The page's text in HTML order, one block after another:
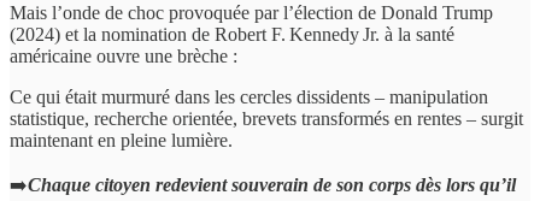
Mais l’onde de choc provoquée par l’élection de Donald Trump
(2024) et la nomination de Robert F. Kennedy Jr. à la santé
américaine ouvre une brèche :
Ce qui était murmuré dans les cercles dissidents – manipulation
statistique, recherche orientée, brevets transformés en rentes – surgit
maintenant en pleine lumière.
➡️Chaque citoyen redevient souverain de son corps dès lors qu’il